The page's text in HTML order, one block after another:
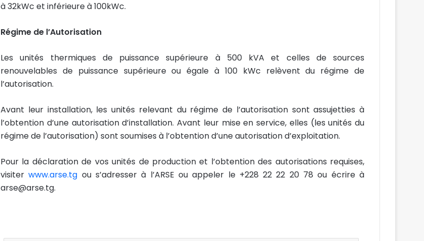
à 32kWc et inférieure à 100kWc.
Régime de l’Autorisation
Les unités thermiques de puissance supérieure à 500 kVA et celles de sources
renouvelables de puissance supérieure ou égale à 100 kWc relèvent du régime de
l’autorisation.
Avant leur installation, les unités relevant du régime de l’autorisation sont assujetties à
l’obtention d’une autorisation d’installation. Avant leur mise en service, elles (les unités du
régime de l’autorisation) sont soumises à l’obtention d’une autorisation d’exploitation.
Pour la déclaration de vos unités de production et l’obtention des autorisations requises,
visiterwww.arse.tg ou s’adresser à l’ARSE ou appeler le +228 22 22 20 78 ou écrire à
arse@arse.tg.